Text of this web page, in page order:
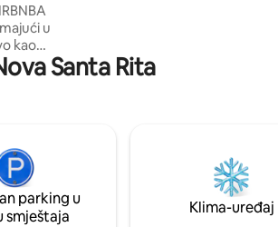
u
kao
i
ima
Santa Rita
parking u
smještaja
Klima-uređaj